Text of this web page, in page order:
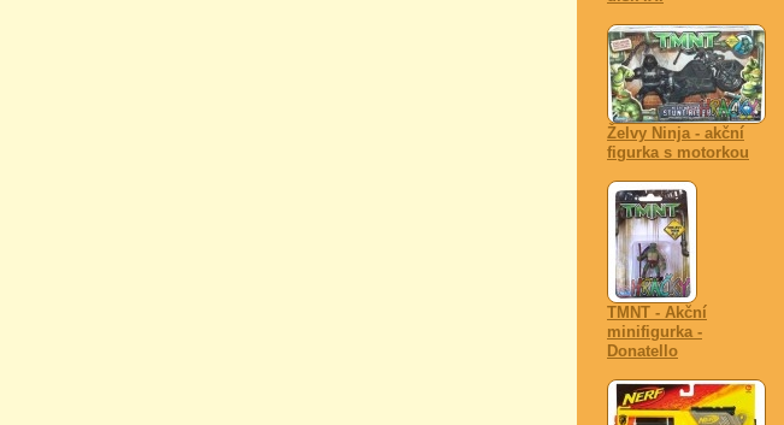
Želvy Ninja - akční
figurka s motorkou
TMNT - Akční
minifigurka -
Donatello